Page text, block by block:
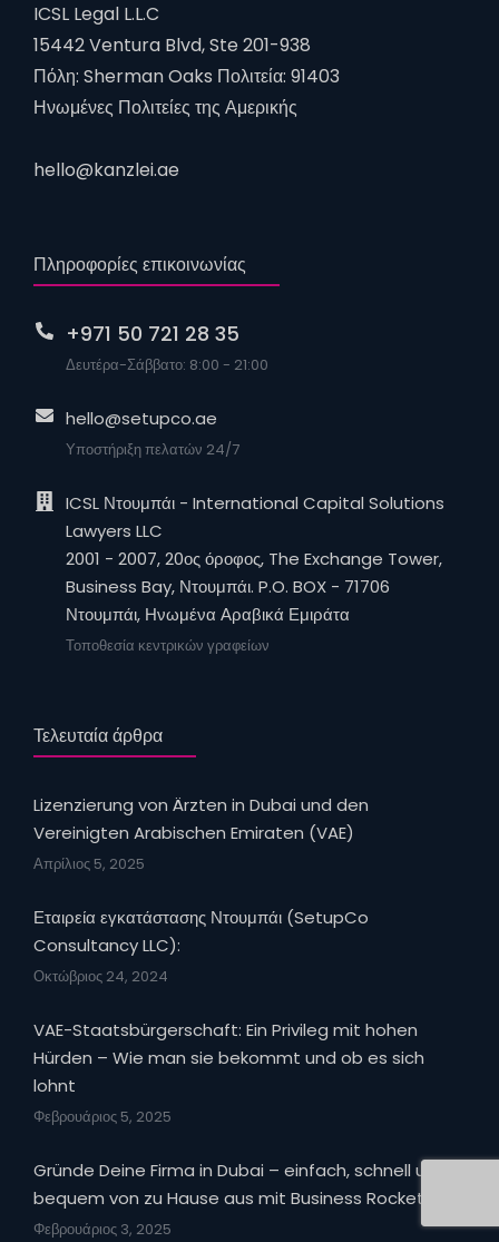
ICSL Legal L.L.C
15442 Ventura Blvd, Ste 201-938
Πόλη: Sherman Oaks Πολιτεία: 91403
Ηνωμένες Πολιτείες της Αμερικής
hello@kanzlei.ae
Πληροφορίες επικοινωνίας
+971 50 721 28 35
Δευτέρα-Σάββατο: 8:00 - 21:00
hello@setupco.ae
Υποστήριξη πελατών 24/7
ICSL Ντουμπάι - International Capital Solutions
Lawyers LLC
2001 - 2007, 20ος όροφος, The Exchange Tower,
Business Bay, Ντουμπάι. P.O. BOX - 71706
Ντουμπάι, Ηνωμένα Αραβικά Εμιράτα
Τοποθεσία κεντρικών γραφείων
Τελευταία άρθρα
Lizenzierung von Ärzten in Dubai und den
Vereinigten Arabischen Emiraten (VAE)
Απρίλιος 5, 2025
Εταιρεία εγκατάστασης Ντουμπάι (SetupCo
Consultancy LLC):
Οκτώβριος 24, 2024
VAE-Staatsbürgerschaft: Ein Privileg mit hohen
Hürden – Wie man sie bekommt und ob es sich
lohnt
Φεβρουάριος 5, 2025
Gründe Deine Firma in Dubai – einfach, schnell und
bequem von zu Hause aus mit Business Rocket UAE!
Φεβρουάριος 3, 2025